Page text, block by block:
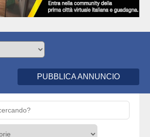
PUBBLICA ANNUNCIO